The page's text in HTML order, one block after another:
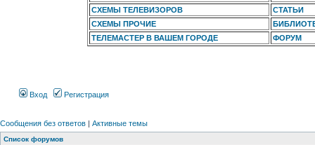
СХЕМЫ ТЕЛЕВИЗОРОВ
СТАТЬИ
СХЕМЫ ПРОЧИЕ
ТЕЛЕМАСТЕР В ВАШЕМ ГОРОДЕ
ФОРУМ
Вход Регистрация
Сообщения без ответов | Активные темы
Список форумов